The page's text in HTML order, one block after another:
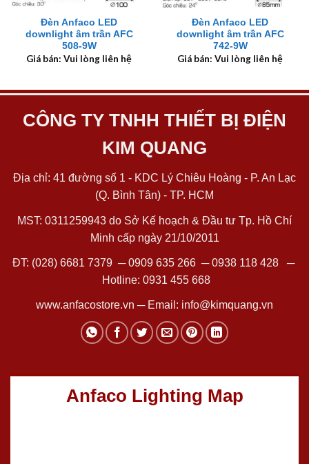
Đèn Anfaco LED
downlight âm trần AFC
508-9W
Giá bán: Vui lòng liên hệ
Đèn Anfaco LED
downlight âm trần AFC
742-9W
Giá bán: Vui lòng liên hệ
CÔNG TY TNHH THIẾT BỊ ĐIỆN
KIM QUANG
Địa chỉ: 41 đường số 1 - KDC Lý Chiêu Hoàng - P. An Lạc
(Q. Bình Tân) - TP. HCM
MST: 0311259943 do Sở Kế hoạch & Đầu tư Tp. Hồ Chí
Minh cấp ngày 21/10/2011
ĐT: (028) 6681 7379 ─0909 635 266─0938 118 428─
Hotline: 0931 455 668
www.anfacostore.vn ─ Email: info@kimquang.vn
Anfaco Lighting Map